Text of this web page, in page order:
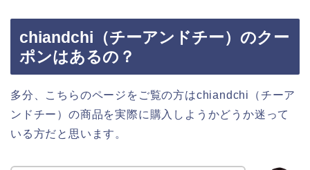
chiandchi（チーアンドチー）のクー
ポンはあるの？
多分、こちらのページをご覧の方はchiandchi（チーア
ンドチー）の商品を実際に購入しようかどうか迷って
いる方だと思います。